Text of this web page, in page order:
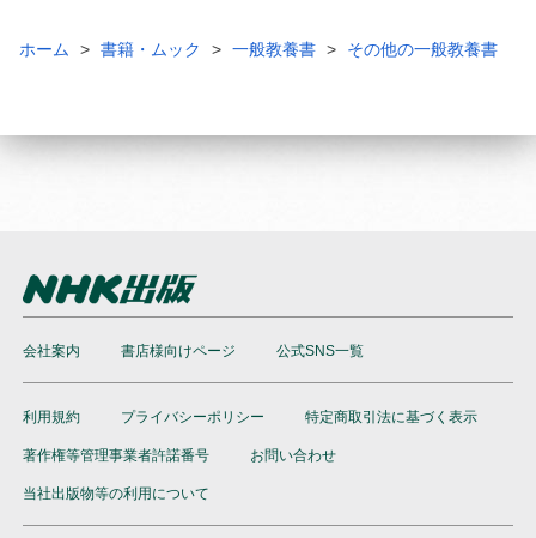
ホーム 書籍・ムック 一般教養書 その他の一般教養書
会社案内 書店様向けページ 公式SNS一覧
利用規約 プライバシーポリシー 特定商取引法に基づく表示
著作権等管理事業者許諾番号 お問い合わせ
当社出版物等の利用について